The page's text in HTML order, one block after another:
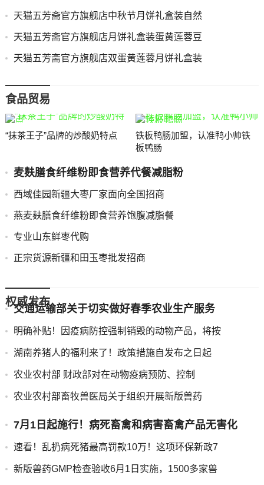
天猫五芳斋官方旗舰店中秋节月饼礼盒装自然
天猫五芳斋官方旗舰店月饼礼盒装蛋黄莲蓉豆
天猫五芳斋官方旗舰店双蛋黄莲蓉月饼礼盒装
食品贸易
“抹茶王子”品牌的炒酸奶特点
铁板鸭肠加盟，认准鸭小帅铁
板鸭肠
麦麸膳食纤维粉即食营养代餐减脂粉
西域佳园新疆大枣厂家面向全国招商
燕麦麸膳食纤维粉即食营养饱腹减脂餐
专业山东鲜枣代购
正宗货源新疆和田玉枣批发招商
权威发布
交通运输部关于切实做好春季农业生产服务
明确补贴！因疫病防控强制销毁的动物产品，将按
湖南养猪人的福利来了！政策措施自发布之日起
农业农村部 财政部对在动物疫病预防、控制
农业农村部畜牧兽医局关于组织开展新版兽药
7月1日起施行！病死畜禽和病害畜禽产品无害化
速看！乱扔病死猪最高罚款10万！这项环保新政7
新版兽药GMP检查验收6月1日实施，1500多家兽